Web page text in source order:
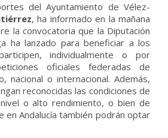
del Ayuntamiento de Vélez-
, ha informado en la mañana
la convocatoria que la Diputación
ha lanzado para beneficiar a los
individualmente o por
oficiales federadas de
nacional o internacional. Además,
reconocidas las condiciones de
o alto rendimiento, o bien de
en Andalucía también podrán optar